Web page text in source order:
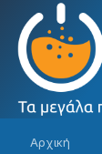
Αρχική